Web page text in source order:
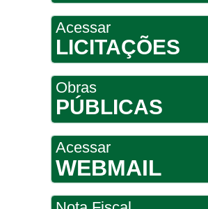
Acessar
LICITAÇÕES
Obras
PÚBLICAS
Acessar
WEBMAIL